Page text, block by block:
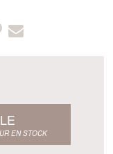
EN STOCK